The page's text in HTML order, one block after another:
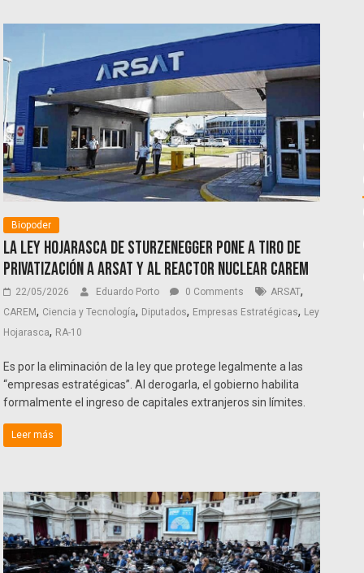
Biopoder
La Ley Hojarasca de Sturzenegger pone a tiro de
privatización a Arsat y al reactor nuclear CAREM
22/05/2026 Eduardo Porto 0 Comments ARSAT,
CAREM, Ciencia y Tecnología, Diputados, Empresas Estratégicas, Ley
Hojarasca, RA-10
Es por la eliminación de la ley que protege legalmente a las
“empresas estratégicas”. Al derogarla, el gobierno habilita
formalmente el ingreso de capitales extranjeros sin límites.
Leer más